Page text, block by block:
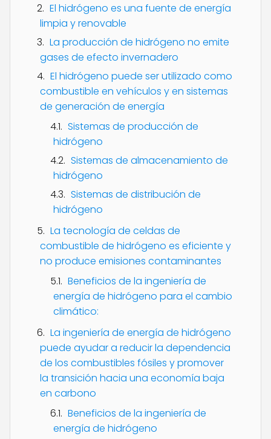
El hidrógeno es una fuente de energía
limpia y renovable
La producción de hidrógeno no emite
gases de efecto invernadero
El hidrógeno puede ser utilizado como
combustible en vehículos y en sistemas
de generación de energía
Sistemas de producción de
hidrógeno
Sistemas de almacenamiento de
hidrógeno
Sistemas de distribución de
hidrógeno
La tecnología de celdas de
combustible de hidrógeno es eficiente y
no produce emisiones contaminantes
Beneficios de la ingeniería de
energía de hidrógeno para el cambio
climático:
La ingeniería de energía de hidrógeno
puede ayudar a reducir la dependencia
de los combustibles fósiles y promover
la transición hacia una economía baja
en carbono
Beneficios de la ingeniería de
energía de hidrógeno